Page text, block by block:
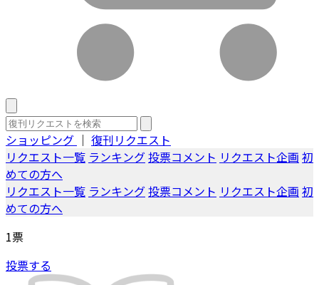
ショッピング ｜ 復刊リクエスト
リクエスト一覧 ランキング投票コメント リクエスト企画 初
めての方へ
リクエスト一覧 ランキング投票コメント リクエスト企画 初
めての方へ
1票
投票する